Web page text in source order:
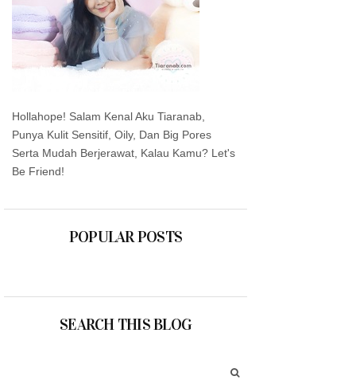
Hollahope! Salam Kenal Aku Tiaranab,
Punya Kulit Sensitif, Oily, Dan Big Pores
Serta Mudah Berjerawat, Kalau Kamu? Let's
Be Friend!
POPULAR POSTS
SEARCH THIS BLOG